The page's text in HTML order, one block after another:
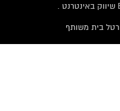
בית משותף